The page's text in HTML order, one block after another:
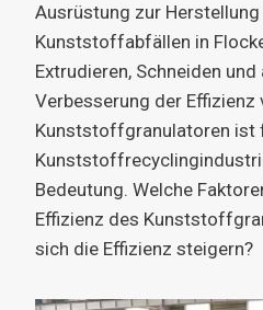
Ausrüstung zur
Kunststoffabfällen in
Extrudieren, Schneiden
Verbesserung der Effizienz
Kunststoffgranulatoren ist
Bedeutung. Welche
Effizienz des
sich die Effizienz steigern?